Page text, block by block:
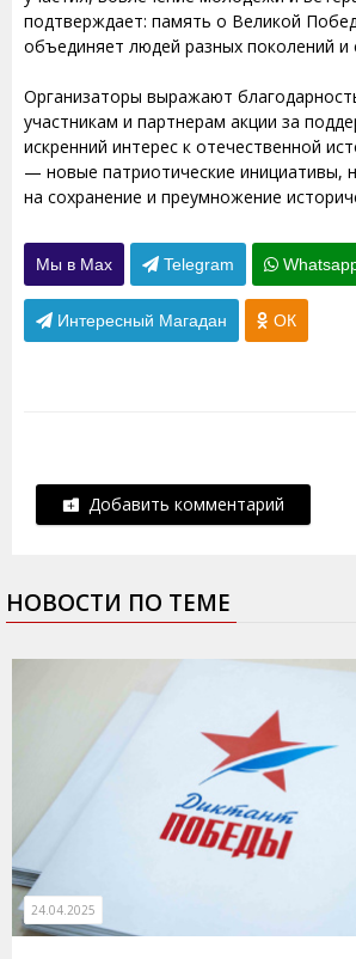
подтверждает: память о Великой
объединяет людей разных поколений и
Организаторы выражают
участникам и партнерам акции за
искренний интерес к отечественной
— новые патриотические инициативы,
на сохранение и преумножение
Мы в Max Telegram
Интересный Магадан ОК
Добавить комментарий
НОВОСТИ ПО ТЕМЕ
24.04.2025